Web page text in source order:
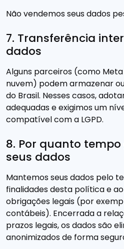
Não vendemos seus dados
7. Transferência
dados
Alguns parceiros (como
nuvem) podem armazenar
do Brasil. Nesses casos,
adequadas e exigimos um
compatível com a LGPD.
8. Por quanto
seus dados
Mantemos seus dados pelo
finalidades desta política e
obrigações legais (por
contábeis). Encerrada a
prazos legais, os dados são
anonimizados de forma